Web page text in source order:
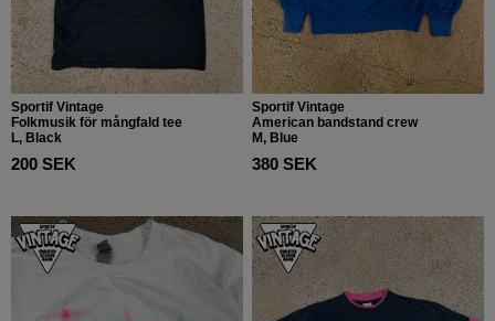
Sportif Vintage
Folkmusik för mångfald tee
L, Black
200 SEK
Sportif Vintage
American bandstand crew
M, Blue
380 SEK